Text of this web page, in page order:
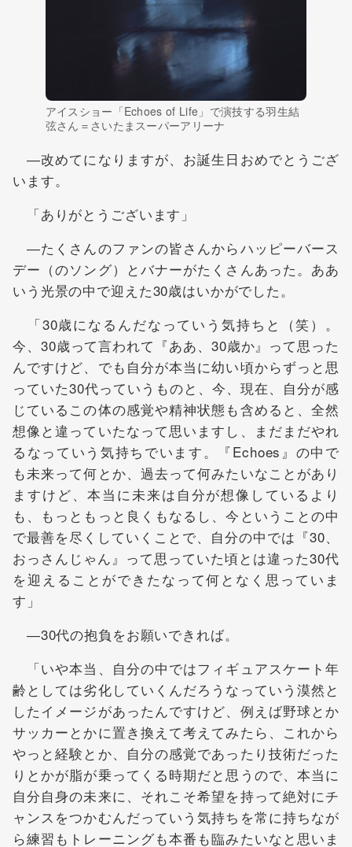
アイスショー「Echoes of Life」で演技する羽生結
弦さん＝さいたまスーパーアリーナ
―改めてになりますが、お誕生日おめでとうござ
います。
「ありがとうございます」
―たくさんのファンの皆さんからハッピーバース
デー（のソング）とバナーがたくさんあった。ああ
いう光景の中で迎えた30歳はいかがでした。
「30歳になるんだなっていう気持ちと（笑）。
今、30歳って言われて『ああ、30歳か』って思った
んですけど、でも自分が本当に幼い頃からずっと思
っていた30代っていうものと、今、現在、自分が感
じているこの体の感覚や精神状態も含めると、全然
想像と違っていたなって思いますし、まだまだやれ
るなっていう気持ちでいます。『Echoes』の中で
も未来って何とか、過去って何みたいなことがあり
ますけど、本当に未来は自分が想像しているより
も、もっともっと良くもなるし、今ということの中
で最善を尽くしていくことで、自分の中では『30、
おっさんじゃん』って思っていた頃とは違った30代
を迎えることができたなって何となく思っていま
す」
―30代の抱負をお願いできれば。
「いや本当、自分の中ではフィギュアスケート年
齢としては劣化していくんだろうなっていう漠然と
したイメージがあったんですけど、例えば野球とか
サッカーとかに置き換えて考えてみたら、これから
やっと経験とか、自分の感覚であったり技術だった
りとかが脂が乗ってくる時期だと思うので、本当に
自分自身の未来に、それこそ希望を持って絶対にチ
ャンスをつかむんだっていう気持ちを常に持ちなが
ら練習もトレーニングも本番も臨みたいなと思いま